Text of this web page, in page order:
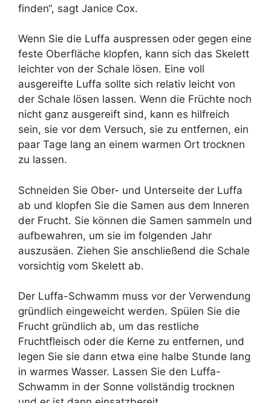
finden“, sagt Janice Cox.
Wenn Sie die Luffa auspressen oder gegen eine
feste Oberfläche klopfen, kann sich das Skelett
leichter von der Schale lösen. Eine voll
ausgereifte Luffa sollte sich relativ leicht von
der Schale lösen lassen. Wenn die Früchte noch
nicht ganz ausgereift sind, kann es hilfreich
sein, sie vor dem Versuch, sie zu entfernen, ein
paar Tage lang an einem warmen Ort trocknen
zu lassen.
Schneiden Sie Ober- und Unterseite der Luffa
ab und klopfen Sie die Samen aus dem Inneren
der Frucht. Sie können die Samen sammeln und
aufbewahren, um sie im folgenden Jahr
auszusäen. Ziehen Sie anschließend die Schale
vorsichtig vom Skelett ab.
Der Luffa-Schwamm muss vor der Verwendung
gründlich eingeweicht werden. Spülen Sie die
Frucht gründlich ab, um das restliche
Fruchtfleisch oder die Kerne zu entfernen, und
legen Sie sie dann etwa eine halbe Stunde lang
in warmes Wasser. Lassen Sie den Luffa-
Schwamm in der Sonne vollständig trocknen